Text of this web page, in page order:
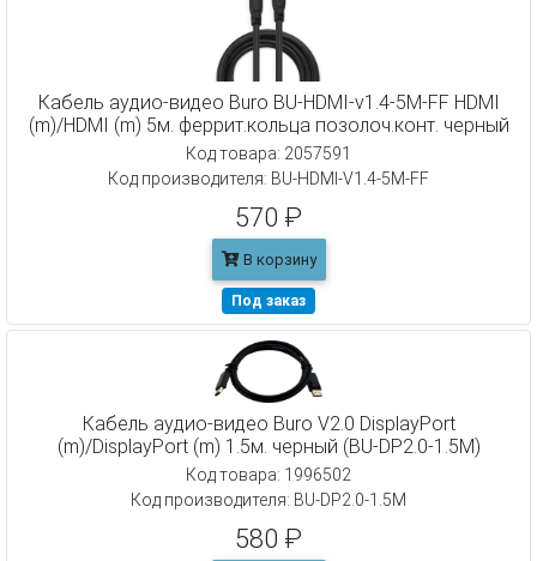
Кабель аудио-видео Buro BU-HDMI-v1.4-5M-FF HDMI
(m)/HDMI (m) 5м. феррит.кольца позолоч.конт. черный
Код товара: 2057591
Код производителя: BU-HDMI-V1.4-5M-FF
570 ₽
В корзину
Под заказ
Кабель аудио-видео Buro V2.0 DisplayPort
(m)/DisplayPort (m) 1.5м. черный (BU-DP2.0-1.5M)
Код товара: 1996502
Код производителя: BU-DP2.0-1.5M
580 ₽